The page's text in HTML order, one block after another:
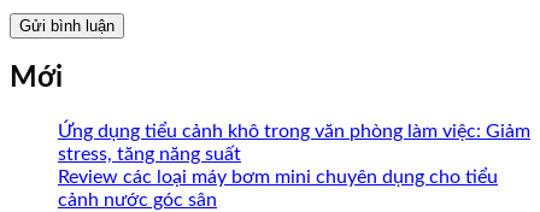
Mới
Ứng dụng tiểu cảnh khô trong văn phòng làm việc: Giảm
stress, tăng năng suất
Review các loại máy bơm mini chuyên dụng cho tiểu
cảnh nước góc sân